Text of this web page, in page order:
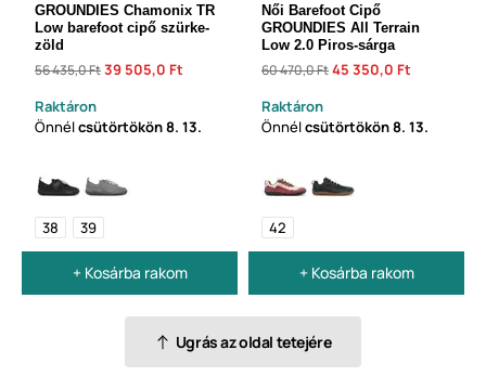
GROUNDIES Chamonix TR
Low barefoot cipő szürke-
zöld
56 435,0 Ft39 505,0 Ft
Raktáron
Önnélcsütörtökön8. 13.
38 39
+ Kosárba rakom
Női Barefoot Cipő
GROUNDIES All Terrain
Low 2.0 Piros-sárga
60 470,0 Ft45 350,0 Ft
Raktáron
Önnélcsütörtökön8. 13.
42
+ Kosárba rakom
Ugrás az oldal tetejére